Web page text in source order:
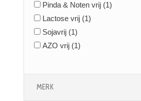
Pinda & Noten vrij (1)
Lactose vrij (1)
Sojavrij (1)
AZO vrij (1)
MERK